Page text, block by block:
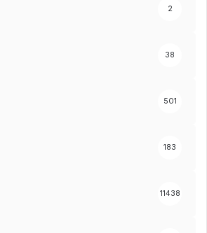
2
38
501
183
11438